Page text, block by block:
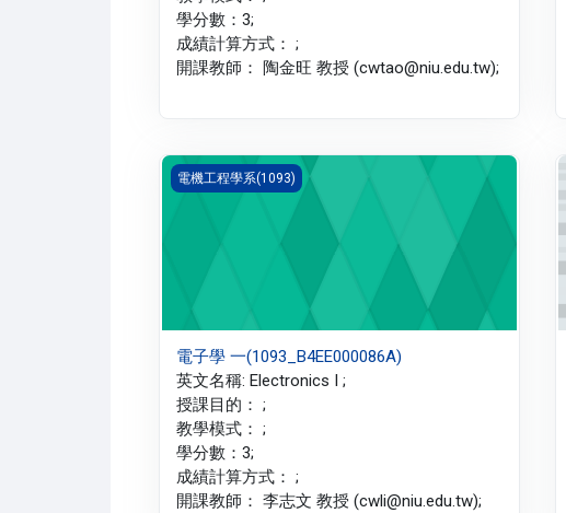
學分數：3;
成績計算方式： ;
開課教師： 陶金旺 教授 (cwtao@niu.edu.tw);
電子學 一(1093_B4EE000086A)
電機工程學系(1093)
電子學 一(1093_B4EE000086A)
英文名稱: Electronics I ;
授課目的： ;
教學模式： ;
學分數：3;
成績計算方式： ;
開課教師： 李志文 教授 (cwli@niu.edu.tw);